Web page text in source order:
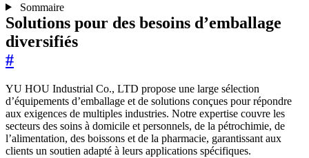
Sommaire
Solutions pour des besoins d’emballage
diversifiés
#
YU HOU Industrial Co., LTD propose une large sélection
d’équipements d’emballage et de solutions conçues pour répondre
aux exigences de multiples industries. Notre expertise couvre les
secteurs des soins à domicile et personnels, de la pétrochimie, de
l’alimentation, des boissons et de la pharmacie, garantissant aux
clients un soutien adapté à leurs applications spécifiques.